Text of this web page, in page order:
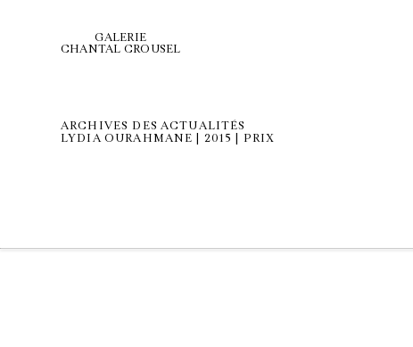
GALERIE
CHANTAL CROUSEL
ARCHIVES DES ACTUALITÉS
LYDIA OURAHMANE | 2015 | PRIX